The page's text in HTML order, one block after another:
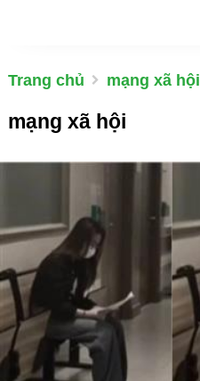
Trang chủ mạng xã hội
mạng xã hội